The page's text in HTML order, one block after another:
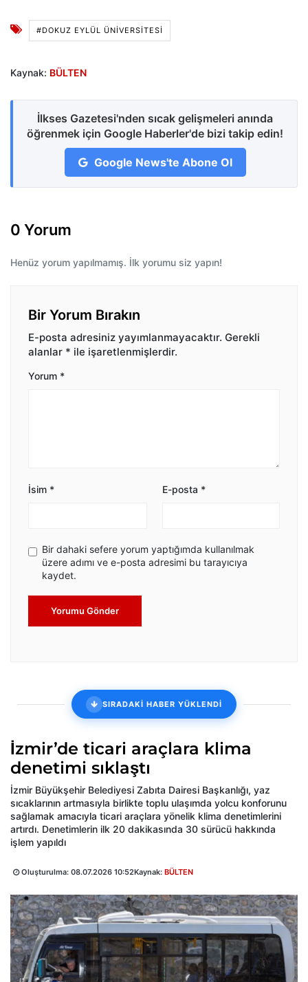
#DOKUZ EYLÜL ÜNİVERSİTESİ
Kaynak: BÜLTEN
İlkses Gazetesi'nden sıcak gelişmeleri anında
öğrenmek için Google Haberler'de bizi takip edin!
Google News'te Abone Ol
0 Yorum
Henüz yorum yapılmamış. İlk yorumu siz yapın!
Bir Yorum Bırakın
E-posta adresiniz yayımlanmayacaktır. Gerekli
alanlar * ile işaretlenmişlerdir.
Yorum *
İsim * E-posta *
Bir dahaki sefere yorum yaptığımda kullanılmak
üzere adımı ve e-posta adresimi bu tarayıcıya
kaydet.
Yorumu Gönder
SIRADAKİ HABER YÜKLENDİ
İzmir’de ticari araçlara klima
denetimi sıklaştı
İzmir Büyükşehir Belediyesi Zabıta Dairesi Başkanlığı, yaz
sıcaklarının artmasıyla birlikte toplu ulaşımda yolcu konforunu
sağlamak amacıyla ticari araçlara yönelik klima denetimlerini
artırdı. Denetimlerin ilk 20 dakikasında 30 sürücü hakkında
işlem yapıldı
Oluşturulma: 08.07.2026 10:52Kaynak: BÜLTEN